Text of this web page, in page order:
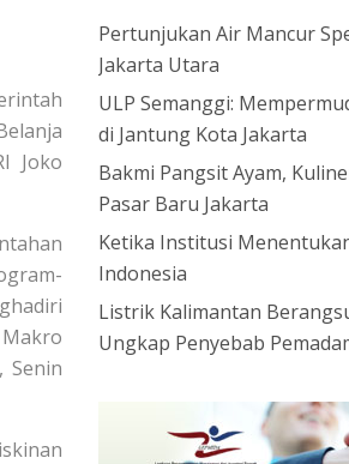
Joko
Senin
Pertunjukan Air Mancur
Jakarta Utara
ULP Semanggi:
di Jantung Kota Jakarta
Bakmi Pangsit Ayam,
Pasar Baru Jakarta
Ketika Institusi
Indonesia
Listrik Kalimantan
Ungkap Penyebab